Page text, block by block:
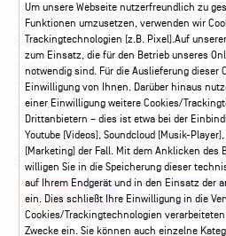
Service
Kontakt Leichte Sprache
FAQ
Ticketshop Hamburg
Gutscheine
Ticketservice 040 - 413 22 60
Social Media
Instagram Facebook
Um unsere Webseite nutzerfreundlich zu
Funktionen umzusetzen, verwenden wir
Trackingtechnologien (z.B. Pixel).Auf
zum Einsatz, die für den Betrieb unseres
notwendig sind. Für die Auslieferung dieser
Einwilligung von Ihnen. Darüber hinaus
einer Einwilligung weitere Cookies/
Drittanbietern – dies ist etwa bei der
Youtube (Videos), Soundcloud (Musik-
(Marketing) der Fall. Mit dem Anklicken des
willigen Sie in die Speicherung dieser
auf Ihrem Endgerät und in den Einsatz der
ein. Dies schließt Ihre Einwilligung in die
Cookies/Trackingtechnologien
Zwecke ein. Sie können auch einzelne